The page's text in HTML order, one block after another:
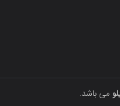
می باشد.